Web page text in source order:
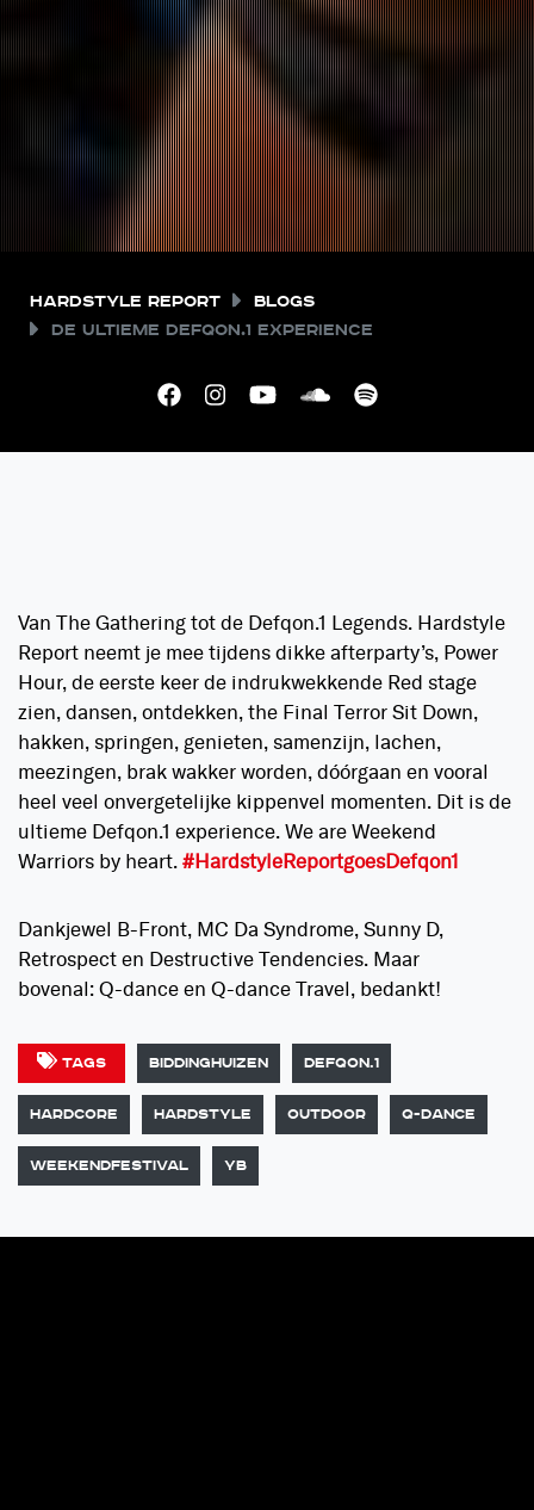
Hardstyle Report
Blogs
De ultieme Defqon.1 experience
Van The Gathering tot de Defqon.1 Legends. Hardstyle
Report neemt je mee tijdens dikke afterparty’s, Power
Hour, de eerste keer de indrukwekkende Red stage
zien, dansen, ontdekken, the Final Terror Sit Down,
hakken, springen, genieten, samenzijn, lachen,
meezingen, brak wakker worden, dóórgaan en vooral
heel veel onvergetelijke kippenvel momenten. Dit is de
ultieme Defqon.1 experience. We are Weekend
Warriors by heart.#HardstyleReportgoesDefqon1
Dankjewel B-Front, MC Da Syndrome, Sunny D,
Retrospect en Destructive Tendencies. Maar
bovenal: Q-dance en Q-dance Travel, bedankt!
Tags Biddinghuizen Defqon.1
Hardcore Hardstyle Outdoor Q-dance
Weekendfestival YB